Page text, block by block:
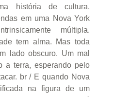
história de cultura,
em uma Nova York
múltipla.
tem alma. Mas toda
lado obscuro. Um mal
a terra, esperando pelo
br / E quando Nova
na figura de um